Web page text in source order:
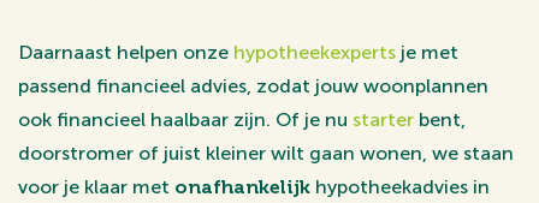
Daarnaast helpen onze hypotheekexperts je met
passend financieel advies, zodat jouw woonplannen
ook financieel haalbaar zijn. Of je nu starter bent,
doorstromer of juist kleiner wilt gaan wonen, we staan
voor je klaar met onafhankelijk hypotheekadvies in